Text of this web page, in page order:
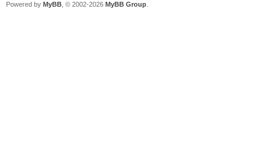
Powered by MyBB , © 2002-2026 MyBB Group